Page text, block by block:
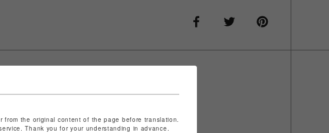
from the original content of the page before translation.
Thank you for your understanding in advance.